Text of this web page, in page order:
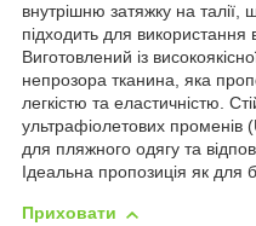
внутрішню затяжку на талії,
підходить для використання
Виготовлений із
непрозора тканина, яка
легкістю та еластичністю.
ультрафіолетових променів
для пляжного одягу та
Ідеальна пропозиція як для
Приховати